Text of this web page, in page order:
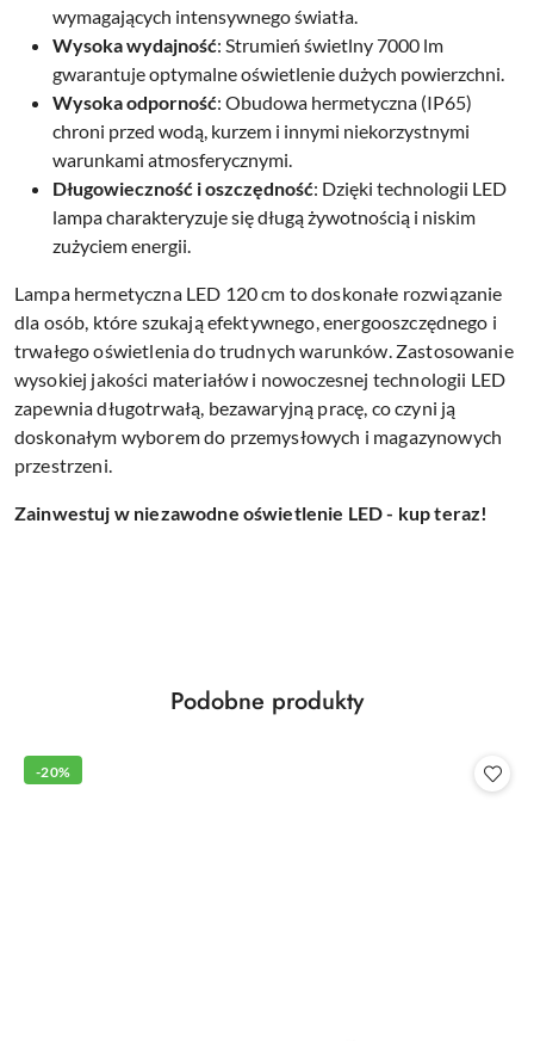
wymagających intensywnego światła.
Wysoka wydajność: Strumień świetlny 7000 lm
gwarantuje optymalne oświetlenie dużych powierzchni.
Wysoka odporność: Obudowa hermetyczna (IP65)
chroni przed wodą, kurzem i innymi niekorzystnymi
warunkami atmosferycznymi.
Długowieczność i oszczędność: Dzięki technologii LED
lampa charakteryzuje się długą żywotnością i niskim
zużyciem energii.
Lampa hermetyczna LED 120 cm to doskonałe rozwiązanie
dla osób, które szukają efektywnego, energooszczędnego i
trwałego oświetlenia do trudnych warunków. Zastosowanie
wysokiej jakości materiałów i nowoczesnej technologii LED
zapewnia długotrwałą, bezawaryjną pracę, co czyni ją
doskonałym wyborem do przemysłowych i magazynowych
przestrzeni.
Zainwestuj w niezawodne oświetlenie LED - kup teraz!
Pomiń karuzelę produktów
Produkty
Podobne produkty
-20%